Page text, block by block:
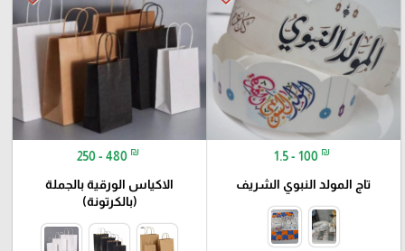
1.5 - 100 ₪
تاج المولد النبوي الشريف
250 - 480 ₪
الاكياس الورقية بالجملة
(بالكرتونة)